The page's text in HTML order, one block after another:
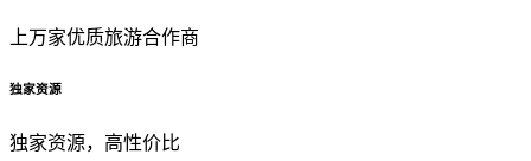
上万家优质旅游合作商
独家资源
独家资源，高性价比